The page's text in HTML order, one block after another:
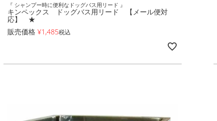
『 シャンプー時に便利なドッグバス用リード 』
キンペックス ドッグバス用リード 【メール便対
応】 ★
販売価格 ¥1,485税込